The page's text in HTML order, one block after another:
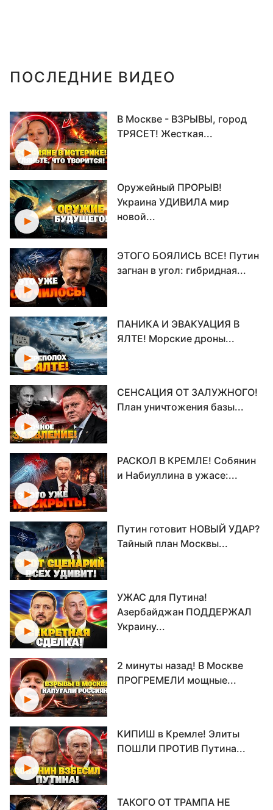
ПОСЛЕДНИЕ ВИДЕО
В Москве - ВЗРЫВЫ, город
ТРЯСЕТ! Жесткая...
Оружейный ПРОРЫВ!
Украина УДИВИЛА мир
новой...
ЭТОГО БОЯЛИСЬ ВСЕ! Путин
загнан в угол: гибридная...
ПАНИКА И ЭВАКУАЦИЯ В
ЯЛТЕ! Морские дроны...
СЕНСАЦИЯ ОТ ЗАЛУЖНОГО!
План уничтожения базы...
РАСКОЛ В КРЕМЛЕ! Собянин
и Набиуллина в ужасе:...
Путин готовит НОВЫЙ УДАР?
Тайный план Москвы...
УЖАС для Путина!
Азербайджан ПОДДЕРЖАЛ
Украину...
2 минуты назад! В Москве
ПРОГРЕМЕЛИ мощные...
КИПИШ в Кремле! Элиты
ПОШЛИ ПРОТИВ Путина...
ТАКОГО ОТ ТРАМПА НЕ